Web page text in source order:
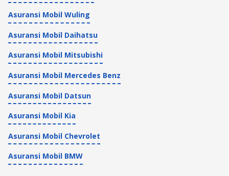
Asuransi Mobil Wuling
Asuransi Mobil Daihatsu
Asuransi Mobil Mitsubishi
Asuransi Mobil Mercedes Benz
Asuransi Mobil Datsun
Asuransi Mobil Kia
Asuransi Mobil Chevrolet
Asuransi Mobil BMW